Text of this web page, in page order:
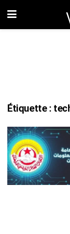
Étiquette :